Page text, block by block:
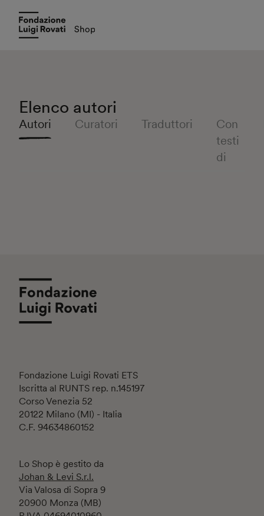
Elenco autori
Curatori
Con
testi
di
Autori Traduttori
Fondazione Luigi Rovati ETS
Iscritta al RUNTS rep. n.145197
Corso Venezia 52
20122 Milano (MI) - Italia
C.F. 94634860152
Lo Shop è gestito da
Johan & Levi S.r.l.
Via Valosa di Sopra 9
20900 Monza (MB)